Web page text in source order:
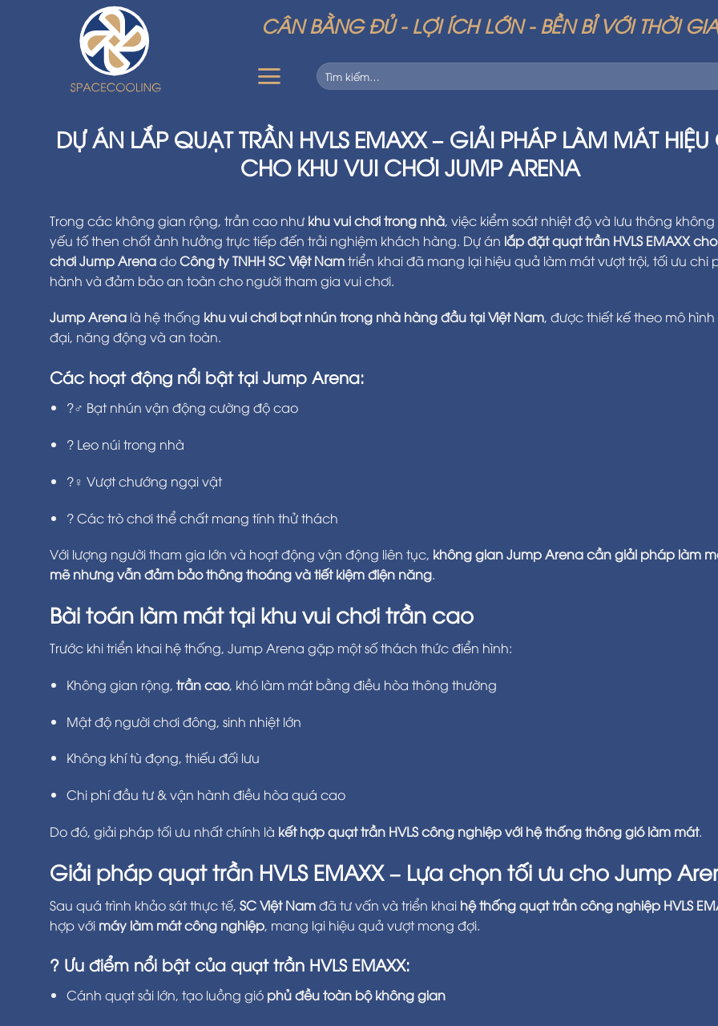
CÂN BẰNG ĐỦ - LỢI ÍCH LỚN - BỀN BỈ VỚI THỜI
Tìm
kiếm:
DỰ ÁN LẮP QUẠT TRẦN HVLS EMAXX – GIẢI PHÁP LÀM MÁT
CHO KHU VUI CHƠI JUMP ARENA
Trong các không gian rộng, trần cao như khu vui chơi trong nhà, việc kiểm soát nhiệt độ và lưu thông không
yếu tố then chốt ảnh hưởng trực tiếp đến trải nghiệm khách hàng. Dự án lắp đặt quạt trần HVLS EMAXX
chơi Jump ArenadoCông ty TNHH SC Việt Namtriển khai đã mang lại hiệu quả làm mát vượt trội, tối ưu chi
hành và đảm bảo an toàn cho người tham gia vui chơi.
Jump Arena là hệ thống khu vui chơi bạt nhún trong nhà hàng đầu tại Việt Nam, được thiết kế theo mô hình
đại, năng động và an toàn.
Các hoạt động nổi bật tại Jump Arena:
?‍♂️ Bạt nhún vận động cường độ cao
? Leo núi trong nhà
?‍♀️ Vượt chướng ngại vật
? Các trò chơi thể chất mang tính thử thách
Với lượng người tham gia lớn và hoạt động vận động liên tục, không gian Jump Arena cần giải pháp làm
mẽ nhưng vẫn đảm bảo thông thoáng và tiết kiệm điện năng.
Bài toán làm mát tại khu vui chơi trần cao
Trước khi triển khai hệ thống, Jump Arena gặp một số thách thức điển hình:
Không gian rộng, trần cao, khó làm mát bằng điều hòa thông thường
Mật độ người chơi đông, sinh nhiệt lớn
Không khí tù đọng, thiếu đối lưu
Chi phí đầu tư & vận hành điều hòa quá cao
Do đó, giải pháp tối ưu nhất chính là kết hợp quạt trần HVLS công nghiệp với hệ thống thông gió làm mát.
Giải pháp quạt trần HVLS EMAXX – Lựa chọn tối ưu cho Jump
Sau quá trình khảo sát thực tế, SC Việt Namđã tư vấn và triển khai hệ thống quạt trần công nghiệp HVLS
hợp với máy làm mát công nghiệp, mang lại hiệu quả vượt mong đợi.
? Ưu điểm nổi bật của quạt trần HVLS EMAXX:
Cánh quạt sải lớn, tạo luồng gió phủ đều toàn bộ không gian